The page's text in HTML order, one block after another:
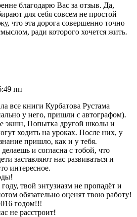
благодарю Вас за отзыв. Да,
для себя совсем не простой
что эта дорога совершенно точно
ради которого хочется жить.
пп
все книги Курбатова Рустама
у него, пришли с автографом).
экшн, Попытка другой школы и
ходить на уроках. После них, у
пришло, как и у тебя.
и согласна с тобой, что
заставляют нас развиваться и
интересное.
твой энтузиазм не пропадёт и
обязательно оценят твою работу!
годом!!!
не расстроит!